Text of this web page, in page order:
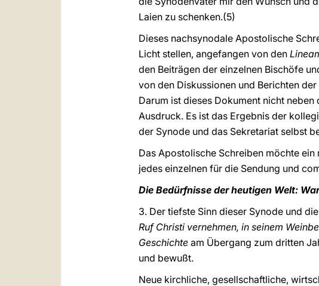
Laien zu schenken.(5)
Dieses nachsynodale Apostolische
Licht stellen, angefangen von den
den Beiträgen der einzelnen Bischöfe
von den Diskussionen und Berichten
Darum ist dieses Dokument nicht
Ausdruck. Es ist das Ergebnis der
der Synode und das Sekretariat selbst
Das Apostolische Schreiben möchte
jedes einzelnen für die Sendung und
Die Bedürfnisse der heutigen Welt:
3. Der tiefste Sinn dieser Synode und
Ruf Christi vernehmen, in seinem
Geschichte am Übergang zum dritten
und bewußt.
Neue kirchliche, gesellschaftliche,